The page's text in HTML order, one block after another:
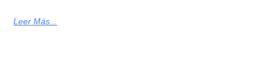
Leer Más...